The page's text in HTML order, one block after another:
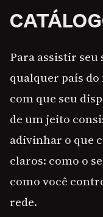
Para assistir
qualquer país
com que seu
de um jeito
adivinhar o que
claros: como o
como você
rede.